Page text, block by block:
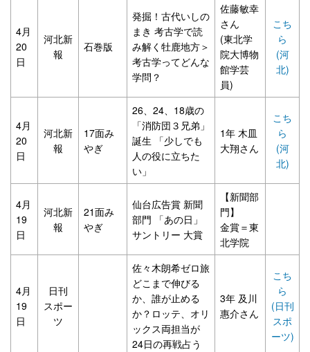
4月
20
日
河北新
報
石巻版
発掘！古代いしの
まき 考古学で読
み解く牡鹿地方＞
考古学ってどんな
学問？
佐藤敏幸
さん
(東北学
院大博物
館学芸
員)
こち
ら
(河
北)
4月
20
日
河北新
報
17面み
やぎ
26、24、18歳の
「消防団３兄弟」
誕生 「少しでも
人の役に立ちた
い」
1年 木皿
大翔さん
こち
ら
(河
北)
4月
19
日
河北新
報
21面み
やぎ
仙台広告賞 新聞
部門 「あの日」
サントリー 大賞
【新聞部
門】
金賞＝東
北学院
4月
19
日
日刊
スポー
ツ
佐々木朗希ゼロ旅
どこまで伸びる
か、誰が止める
か？ロッテ、オリ
ックス両担当が
24日の再戦占う
3年 及川
惠介さん
こち
ら
(日刊
スポ
ーツ)